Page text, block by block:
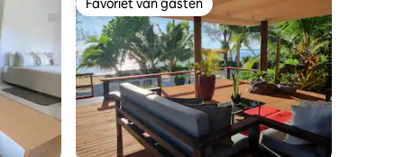
Favoriet van gasten
Favoriet van gasten